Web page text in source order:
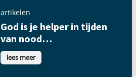
artikelen
God is je helper in tijden
van nood…
lees meer